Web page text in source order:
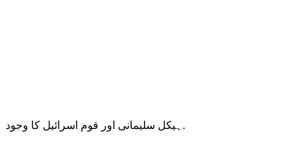
ہیکل سلیمانی اور قوم اسرائیل کا وجود.